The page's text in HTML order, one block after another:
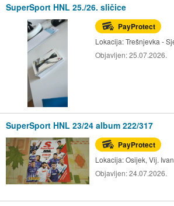
SuperSport HNL 25./26. sličice
PayProtect
Lokacija:Trešnjevka -
Objavljen:25.07.2026.
SuperSport HNL 23/24 album 222/317
PayProtect
Lokacija:Osijek, Vij.
Objavljen:24.07.2026.